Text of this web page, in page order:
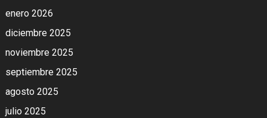
enero 2026
diciembre 2025
noviembre 2025
septiembre 2025
agosto 2025
julio 2025